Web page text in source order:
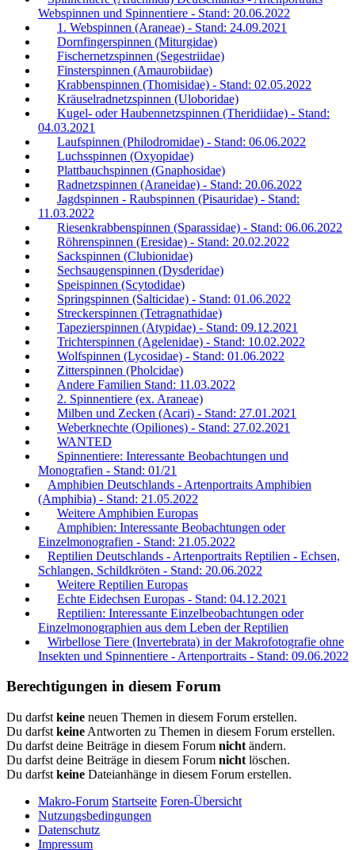
Webspinnen und Spinnentiere - Stand: 20.06.2022
1. Webspinnen (Araneae) - Stand: 24.09.2021
Dornfingerspinnen (Miturgidae)
Fischernetzspinnen (Segestriidae)
Finsterspinnen (Amaurobiidae)
Krabbenspinnen (Thomisidae) - Stand: 02.05.2022
Kräuselradnetzspinnen (Uloboridae)
Kugel- oder Haubennetzspinnen (Theridiidae) - Stand:
04.03.2021
Laufspinnen (Philodromidae) - Stand: 06.06.2022
Luchsspinnen (Oxyopidae)
Plattbauchspinnen (Gnaphosidae)
Radnetzspinnen (Araneidae) - Stand: 20.06.2022
Jagdspinnen - Raubspinnen (Pisauridae) - Stand:
11.03.2022
Riesenkrabbenspinnen (Sparassidae) - Stand: 06.06.2022
Röhrenspinnen (Eresidae) - Stand: 20.02.2022
Sackspinnen (Clubionidae)
Sechsaugenspinnen (Dysderidae)
Speispinnen (Scytodidae)
Springspinnen (Salticidae) - Stand: 01.06.2022
Streckerspinnen (Tetragnathidae)
Tapezierspinnen (Atypidae) - Stand: 09.12.2021
Trichterspinnen (Agelenidae) - Stand: 10.02.2022
Wolfspinnen (Lycosidae) - Stand: 01.06.2022
Zitterspinnen (Pholcidae)
Andere Familien Stand: 11.03.2022
2. Spinnentiere (ex. Araneae)
Milben und Zecken (Acari) - Stand: 27.01.2021
Weberknechte (Opiliones) - Stand: 27.02.2021
WANTED
Spinnentiere: Interessante Beobachtungen und
Monografien - Stand: 01/21
Amphibien Deutschlands - Artenportraits Amphibien
(Amphibia) - Stand: 21.05.2022
Weitere Amphibien Europas
Amphibien: Interessante Beobachtungen oder
Einzelmonografien - Stand: 21.05.2022
Reptilien Deutschlands - Artenportraits Reptilien - Echsen,
Schlangen, Schildkröten - Stand: 20.06.2022
Weitere Reptilien Europas
Echte Eidechsen Europas - Stand: 04.12.2021
Reptilien: Interessante Einzelbeobachtungen oder
Einzelmonographien aus dem Leben der Reptilien
Wirbellose Tiere (Invertebrata) in der Makrofotografie ohne
Insekten und Spinnentiere - Artenportraits - Stand: 09.06.2022
Berechtigungen in diesem Forum
Du darfst keine neuen Themen in diesem Forum erstellen.
Du darfst keine Antworten zu Themen in diesem Forum erstellen.
Du darfst deine Beiträge in diesem Forum nicht ändern.
Du darfst deine Beiträge in diesem Forum nicht löschen.
Du darfst keine Dateianhänge in diesem Forum erstellen.
Makro-Forum Startseite Foren-Übersicht
Nutzungsbedingungen
Datenschutz
Impressum